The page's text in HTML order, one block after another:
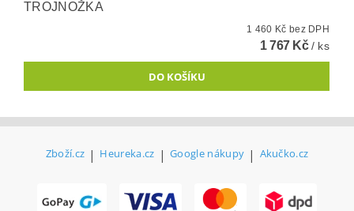
TROJNOŽKA
1 460 Kč bez DPH
1 767 Kč/ ks
Zboží.cz | Heureka.cz | Google nákupy | Akučko.cz